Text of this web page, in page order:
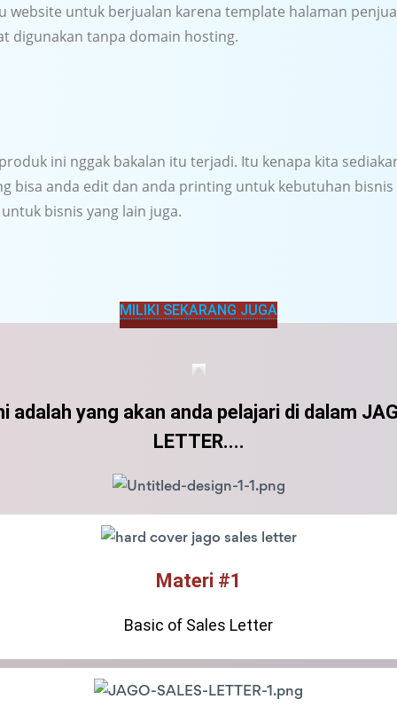
website untuk berjualan karena template halaman
digunakan tanpa domain hosting.
ini nggak bakalan itu terjadi. Itu kenapa kita
bisa anda edit dan anda printing untuk kebutuhan bisnis
bisnis yang lain juga.
MILIKI SEKARANG JUGA
adalah yang akan anda pelajari di dalam
LETTER....
Materi #1
Basic of Sales Letter